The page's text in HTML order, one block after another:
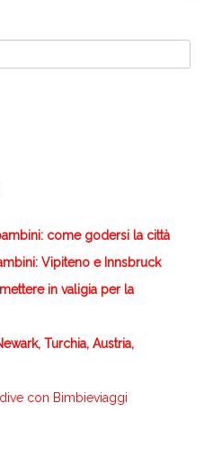
come godersi la città
Vipiteno e Innsbruck
in valigia per la
Turchia, Austria,
con Bimbieviaggi